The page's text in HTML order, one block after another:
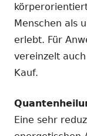
Menschen als
erlebt. Für
vereinzelt
Kauf.
Eine sehr